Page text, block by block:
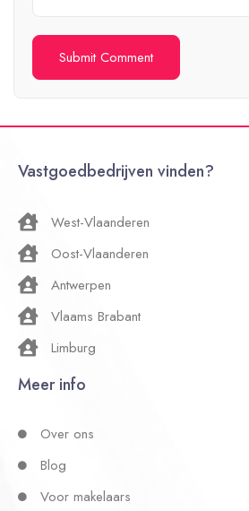
Vastgoedbedrijven vinden?
West-Vlaanderen
Oost-Vlaanderen
Antwerpen
Vlaams Brabant
Limburg
Meer info
Over ons
Blog
Voor makelaars